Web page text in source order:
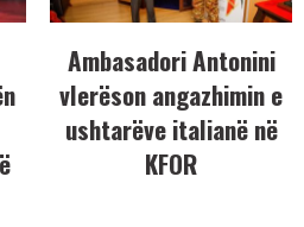
Ambasadori Antonini
vlerëson angazhimin e
ushtarëve italianë në
KFOR